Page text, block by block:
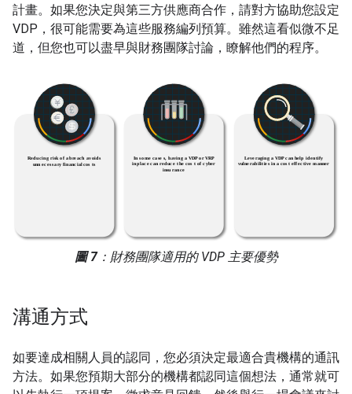
計畫。如果您決定與第三方供應商合作，請對方協助您設定
VDP，很可能需要為這些服務編列預算。雖然這看似微不足
道，但您也可以盡早與財務團隊討論，瞭解他們的程序。
圖 7：財務團隊適用的 VDP 主要優勢
溝通方式
如要達成相關人員的認同，您必須決定最適合貴機構的通訊
方法。如果您預期大部分的機構都認同這個想法，通常就可